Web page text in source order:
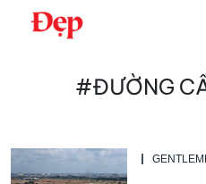
Chuyển
#ĐƯỜNG